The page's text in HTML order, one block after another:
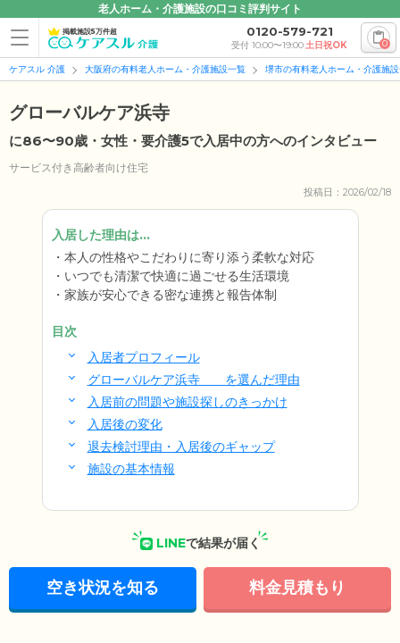
老人ホーム・介護施設の口コミ評判サイト
掲載施設5万件超 0120-579-721
受付 10:00〜19:00土日祝OK 0
ケアスル 介護 大阪府の有料老人ホーム・介護施設一覧 堺市の有料老人ホーム・介護施
グローバルケア浜寺
に86〜90歳・女性・要介護5で入居中の方へのインタビュー
サービス付き高齢者向け住宅
投稿日：2026/02/18
入居した理由は...
本人の性格やこだわりに寄り添う柔軟な対応
いつでも清潔で快適に過ごせる生活環境
家族が安心できる密な連携と報告体制
目次
入居者プロフィール
グローバルケア浜寺 を選んだ理由
入居前の問題や施設探しのきっかけ
入居後の変化
退去検討理由・入居後のギャップ
施設の基本情報
LINEで結果が届く
空き状況を知る 料金見積もり